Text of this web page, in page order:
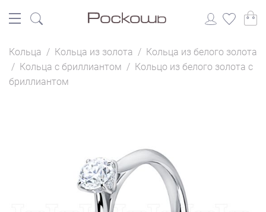
Кольца / Кольца из золота / Кольца из белого золота
/ Кольца с бриллиантом / Кольцо из белого золота с
бриллиантом